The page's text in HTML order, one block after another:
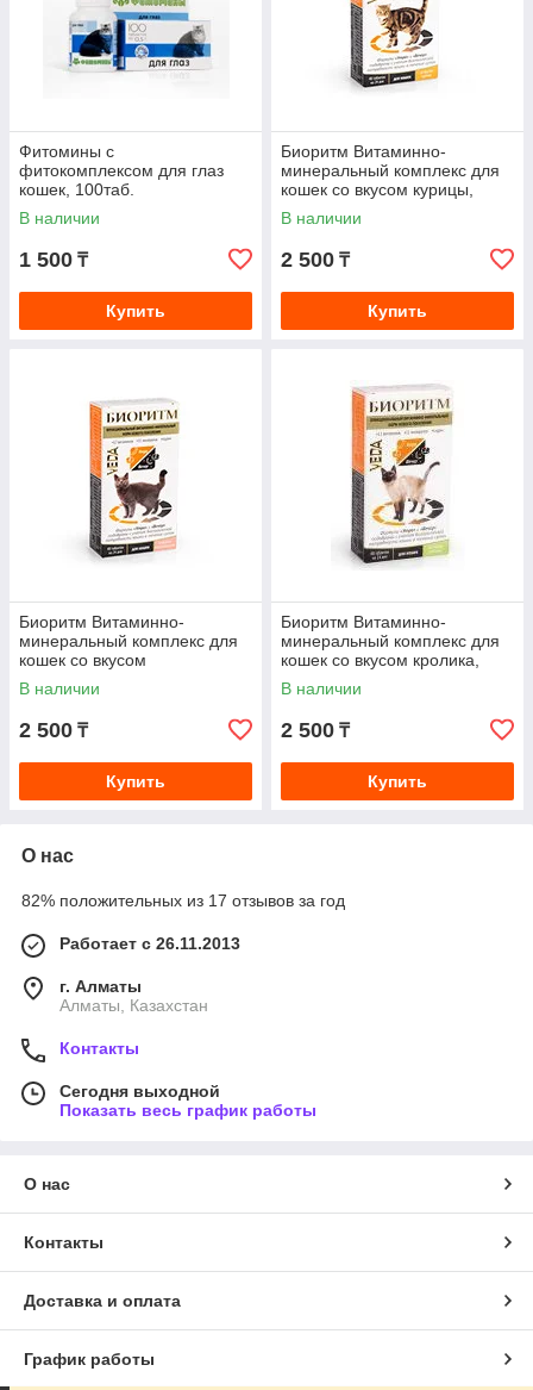
Фитомины с
фитокомплексом для глаз
кошек, 100таб.
В наличии
1 500 ₸
Купить
Биоритм Витаминно-
минеральный комплекс для
кошек со вкусом курицы,
48таб.
В наличии
2 500 ₸
Купить
Биоритм Витаминно-
минеральный комплекс для
кошек со вкусом
морепродуктов, 48таб.
В наличии
2 500 ₸
Купить
Биоритм Витаминно-
минеральный комплекс для
кошек со вкусом кролика,
48таб.
В наличии
2 500 ₸
Купить
О нас
82% положительных из 17 отзывов за год
Работает с 26.11.2013
г. Алматы
Алматы, Казахстан
Контакты
Сегодня выходной
Показать весь график работы
О нас
Контакты
Доставка и оплата
График работы